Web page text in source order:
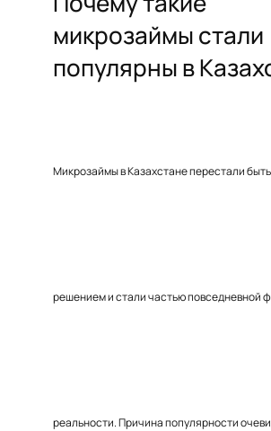
микрозаймы стали
популярны в
Микрозаймы в Казахстане перестали
решением и стали частью повседневной
реальности. Причина популярности